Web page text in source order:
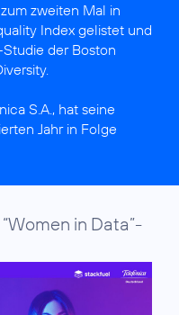
zum zweiten Mal in
Index gelistet und
der Boston
.
S.A., hat seine
Jahr in Folge
in Data”-